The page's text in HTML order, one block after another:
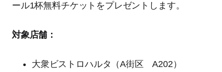
ール1杯無料チケットをプレゼントします。
対象店舗：
大衆ビストロハルタ（A街区 A202）